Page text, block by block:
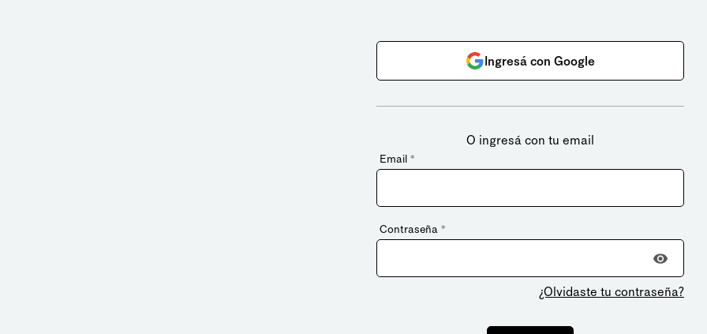
Ingresá con Google
O ingresá con tu email
Email *
Contraseña *
¿Olvidaste tu contraseña?